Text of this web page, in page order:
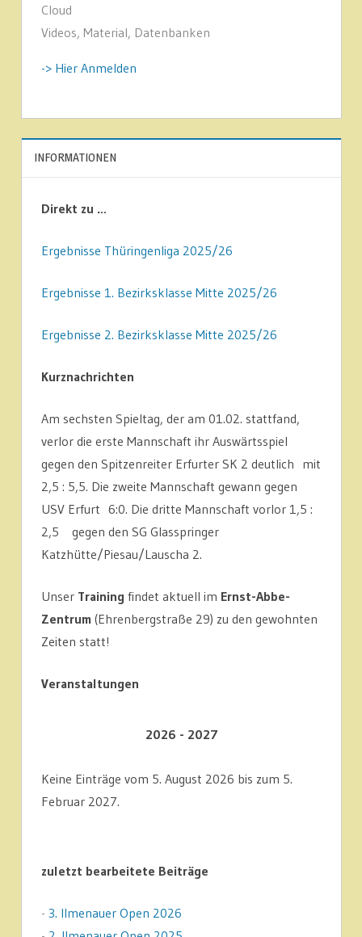
Cloud
Videos, Material, Datenbanken
-> Hier Anmelden
INFORMATIONEN
Direkt zu …
Ergebnisse Thüringenliga 2025/26
Ergebnisse 1. Bezirksklasse Mitte 2025/26
Ergebnisse 2. Bezirksklasse Mitte 2025/26
Kurznachrichten
Am sechsten Spieltag, der am 01.02. stattfand,
verlor die erste Mannschaft ihr Auswärtsspiel
gegen den Spitzenreiter Erfurter SK 2 deutlich mit
2,5 : 5,5. Die zweite Mannschaft gewann gegen
USV Erfurt 6:0. Die dritte Mannschaft vorlor 1,5 :
2,5 gegen den SG Glasspringer
Katzhütte/Piesau/Lauscha 2.
Unser Training findet aktuell im Ernst-Abbe-
Zentrum (Ehrenbergstraße 29) zu den gewohnten
Zeiten statt!
Veranstaltungen
2026 - 2027
Keine Einträge vom 5. August 2026 bis zum 5.
Februar 2027.
zuletzt bearbeitete Beiträge
- 3. Ilmenauer Open 2026